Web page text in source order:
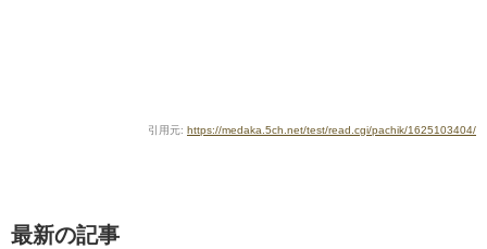
引用元: https://medaka.5ch.net/test/read.cgi/pachik/1625103404/
最新の記事